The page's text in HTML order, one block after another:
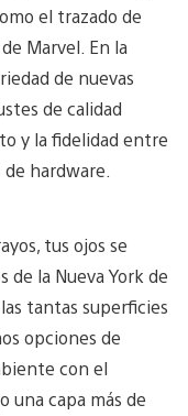
el trazado de
Marvel. En la
de nuevas
de calidad
y la fidelidad entre
hardware.
tus ojos se
de la Nueva York de
tantas superficies
opciones de
con el
una capa más de